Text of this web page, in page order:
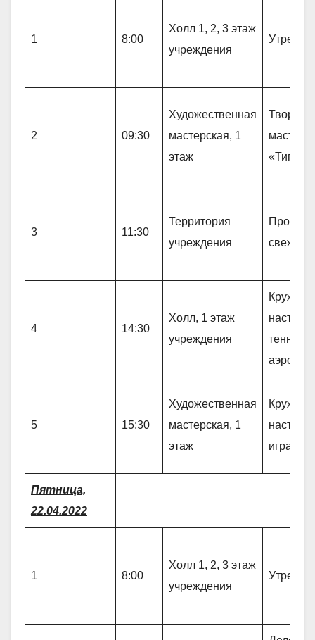
1 8:00
Холл 1, 2, 3 этаж
учреждения
2 09:30
Художественная
мастерская, 1
этаж
3 11:30
Территория
учреждения
свежем
4 14:30
Холл, 1 этаж
учреждения
Кружок
теннису
5 15:30
Художественная
мастерская, 1
этаж
Кружок
играм
Пятница,
22.04.2022
1 8:00
Холл 1, 2, 3 этаж
учреждения